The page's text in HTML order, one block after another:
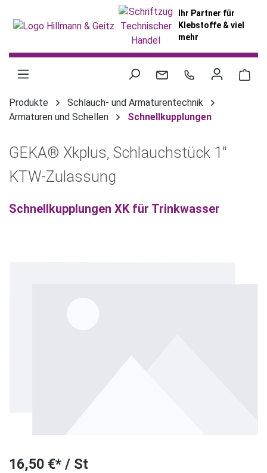
Ihr Partner für
Klebstoffe & viel
mehr
Produkte
Schlauch- und Armaturentechnik
Armaturen und Schellen
Schnellkupplungen
GEKA® Xkplus, Schlauchstück 1"
KTW-Zulassung
Schnellkupplungen XK für Trinkwasser
16,50 €* / St